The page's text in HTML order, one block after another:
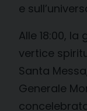
e
Alle 18:00,
vertice
Santa
Generale